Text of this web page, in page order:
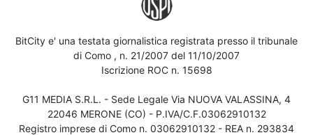
BitCity e' una testata giornalistica registrata presso il tribunale
di Como , n. 21/2007 del 11/10/2007
Iscrizione ROC n. 15698
G11 MEDIA S.R.L. - Sede Legale Via NUOVA VALASSINA, 4
22046 MERONE (CO) - P.IVA/C.F.03062910132
Registro imprese di Como n. 03062910132 - REA n. 293834